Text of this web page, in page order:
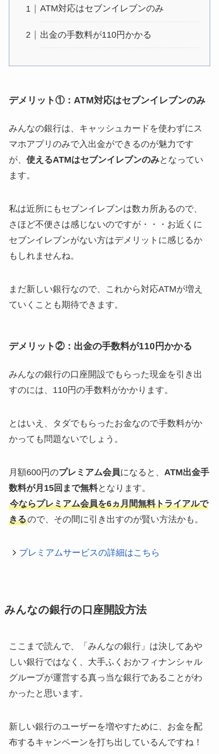
ATM対応はセブンイレブンのみ
出金の手数料が110円かかる
デメリット①：ATM対応はセブンイレブンのみ
みんなの銀行は、キャッシュカードを使わずにス
マホアプリのみで入出金ができるのが魅力です
が、 使えるATMはセブンイレブンのみとなってい
ます。
私は近所にもセブンイレブンは数カ所あるので、
さほど不便さは感じないのですが・・・お近くに
セブンイレブンがない方はデメリットに感じるか
もしれませんね。
まだ新しい銀行なので、これから対応ATMが増え
ていくことも期待できます。
デメリット②：出金の手数料が110円かかる
みんなの銀行の口座開設でもらった現金を引き出
すのには、110円の手数料がかかります。
とはいえ、タダでもらったお金なので手数料がか
かっても問題ないでしょう。
月額600円のプレミアム会員になると、 ATM出金手
数料が月15回まで無料となります。
今ならプレミアム会員を6ヵ月間無料トライアルで
きるので、その間に引き出すのが賢い方法かも。
プレミアムサービスの詳細はこちら
みんなの銀行の口座開設方法
ここまで読んで、「みんなの銀行」は決してあや
しい銀行ではなく、大手ふくおかフィナンシャル
グループが運営する真っ当な銀行であることがわ
かったと思います。
新しい銀行のユーザーを増やすために、お金を配
布するキャンペーンを打ち出しているんですね！